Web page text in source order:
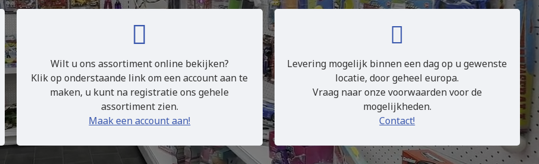
Wilt u ons assortiment online bekijken?
Klik op onderstaande link om een account aan te
maken, u kunt na registratie ons gehele
assortiment zien.
Maak een account aan!
Levering mogelijk binnen een dag op u gewenste
locatie, door geheel europa.
Vraag naar onze voorwaarden voor de
mogelijkheden.
Contact!